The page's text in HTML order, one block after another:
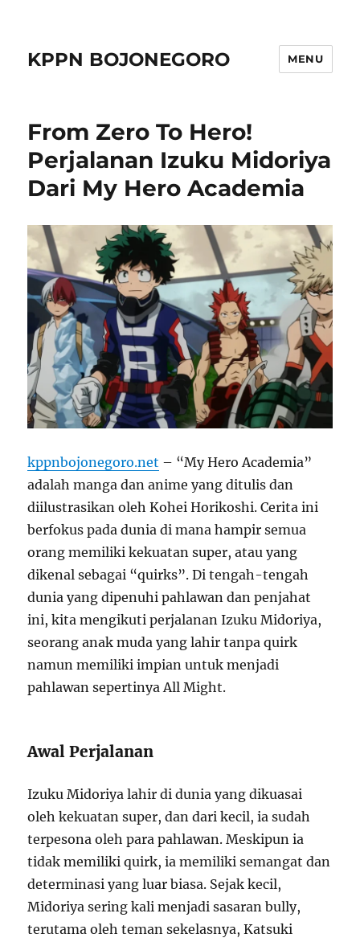
KPPN BOJONEGORO MENU
From Zero To Hero!
Perjalanan Izuku Midoriya
Dari My Hero Academia
kppnbojonegoro.net – “My Hero Academia”
adalah manga dan anime yang ditulis dan
diilustrasikan oleh Kohei Horikoshi. Cerita ini
berfokus pada dunia di mana hampir semua
orang memiliki kekuatan super, atau yang
dikenal sebagai “quirks”. Di tengah-tengah
dunia yang dipenuhi pahlawan dan penjahat
ini, kita mengikuti perjalanan Izuku Midoriya,
seorang anak muda yang lahir tanpa quirk
namun memiliki impian untuk menjadi
pahlawan sepertinya All Might.
Awal Perjalanan
Izuku Midoriya lahir di dunia yang dikuasai
oleh kekuatan super, dan dari kecil, ia sudah
terpesona oleh para pahlawan. Meskipun ia
tidak memiliki quirk, ia memiliki semangat dan
determinasi yang luar biasa. Sejak kecil,
Midoriya sering kali menjadi sasaran bully,
terutama oleh teman sekelasnya, Katsuki